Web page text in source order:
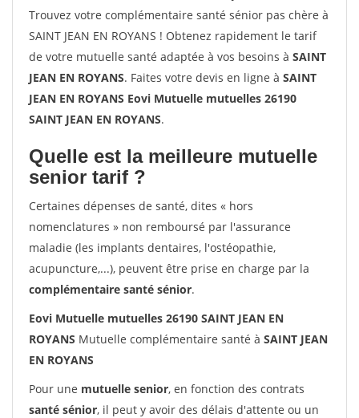
Trouvez votre complémentaire santé sénior pas chère à
SAINT JEAN EN ROYANS ! Obtenez rapidement le tarif
de votre mutuelle santé adaptée à vos besoins à SAINT
JEAN EN ROYANS. Faites votre devis en ligne à SAINT
JEAN EN ROYANS Eovi Mutuelle mutuelles 26190
SAINT JEAN EN ROYANS.
Quelle est la meilleure mutuelle
senior tarif ?
Certaines dépenses de santé, dites « hors
nomenclatures » non remboursé par l'assurance
maladie (les implants dentaires, l'ostéopathie,
acupuncture,...), peuvent être prise en charge par la
complémentaire santé sénior.
Eovi Mutuelle mutuelles 26190 SAINT JEAN EN
ROYANS Mutuelle complémentaire santé à SAINT JEAN
EN ROYANS
Pour une mutuelle senior, en fonction des contrats
santé sénior, il peut y avoir des délais d'attente ou un